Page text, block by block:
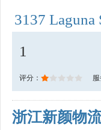
3137 Laguna
1
评分： 服
浙江新颜物